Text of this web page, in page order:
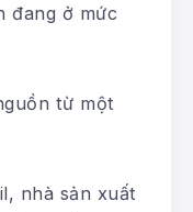
đang ở mức
từ một
nhà sản xuất